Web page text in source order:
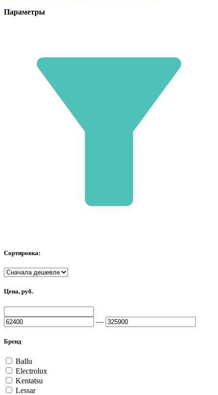
Параметры
Сортировка:
Цена, руб.
—
Бренд
Ballu
Electrolux
Kentatsu
Lessar